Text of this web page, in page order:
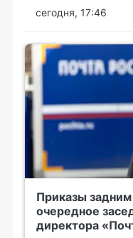
сегодня, 17:46
Приказы
очередное
директора